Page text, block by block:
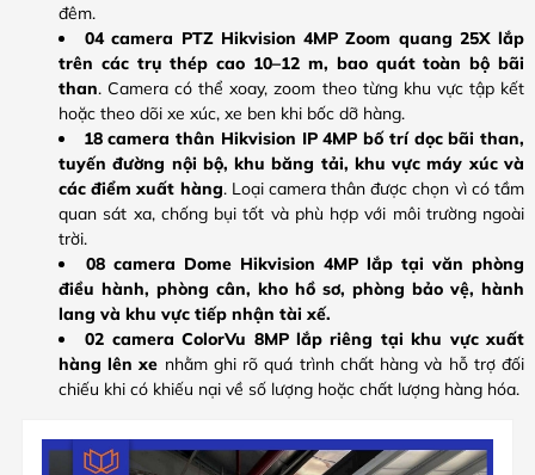
đêm.
04 camera PTZ Hikvision 4MP Zoom quang 25X lắp
trên các trụ thép cao 10–12 m, bao quát toàn bộ bãi
than. Camera có thể xoay, zoom theo từng khu vực tập kết
hoặc theo dõi xe xúc, xe ben khi bốc dỡ hàng.
18 camera thân Hikvision IP 4MP bố trí dọc bãi than,
tuyến đường nội bộ, khu băng tải, khu vực máy xúc và
các điểm xuất hàng. Loại camera thân được chọn vì có tầm
quan sát xa, chống bụi tốt và phù hợp với môi trường ngoài
trời.
08 camera Dome Hikvision 4MP lắp tại văn phòng
điều hành, phòng cân, kho hồ sơ, phòng bảo vệ, hành
lang và khu vực tiếp nhận tài xế.
02 camera ColorVu 8MP lắp riêng tại khu vực xuất
hàng lên xe nhằm ghi rõ quá trình chất hàng và hỗ trợ đối
chiếu khi có khiếu nại về số lượng hoặc chất lượng hàng hóa.